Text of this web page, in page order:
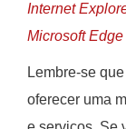
Internet
Microsoft Edge
Lembre-se
oferecer uma